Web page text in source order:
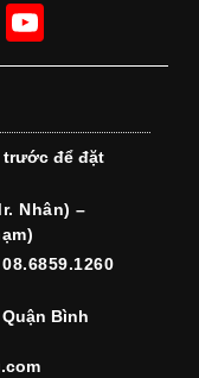
Y
o
T
u
b
e
h
trước để đặt
Nhân) –
Bình